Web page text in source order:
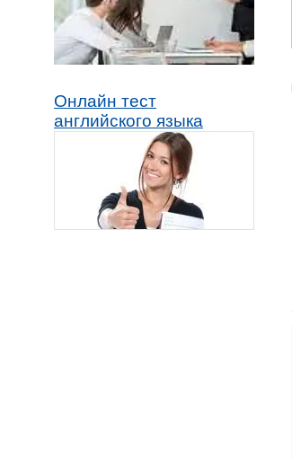
Онлайн тест
английского языка